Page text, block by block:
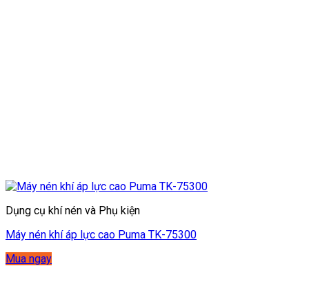
Dụng cụ khí nén và Phụ kiện
Máy nén khí áp lực cao Puma TK-75300
Mua ngay